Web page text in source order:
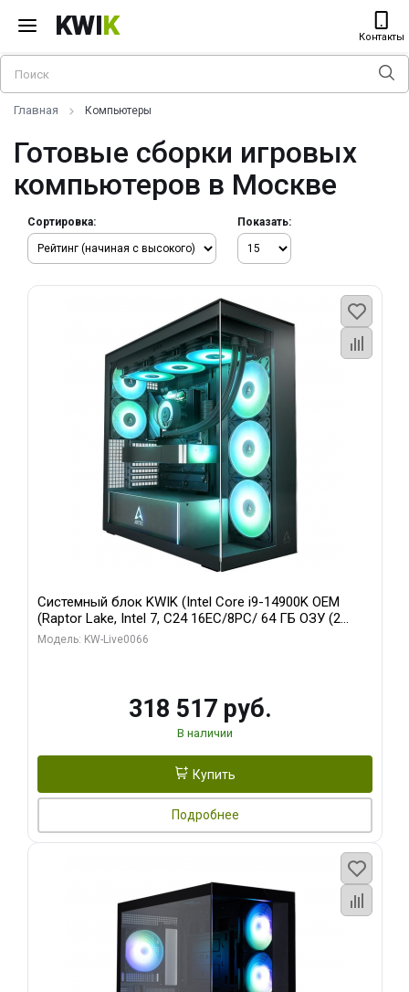
KWIK Контакты
Главная Компьютеры
Готовые сборки игровых
компьютеров в Москве
Сортировка: Показать:
Системный блок KWIK (Intel Core i9-14900K OEM
(Raptor Lake, Intel 7, C24 16EC/8PC/ 64 ГБ ОЗУ (2
модуля)/ Gigabyte RTX5080 XTREME WATERFORCE
Модель: KW-Live0066
318 517 руб.
В наличии
Купить
Подробнее